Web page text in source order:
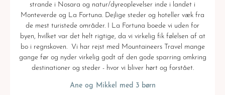
strande i Nosara og natur/dyreoplevelser inde i landet i
Monteverde og La Fortuna. Dejlige steder og hoteller væk fra
de mest turistede områder. I La Fortuna boede vi uden for
byen, hvilket var det helt rigtige, da vi virkelig fik følelsen af at
bo i regnskoven. Vi har rejst med Mountaineers Travel mange
gange før og nyder virkelig godt af den gode sparring omkring
destinationer og steder - hvor vi bliver hørt og forstået.
Ane og Mikkel med 3 børn